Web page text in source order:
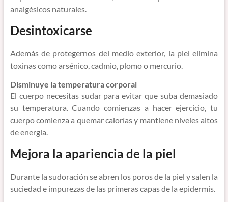
analgésicos naturales.
Desintoxicarse
Además de protegernos del medio exterior, la piel elimina
toxinas como arsénico, cadmio, plomo o mercurio.
Disminuye la temperatura corporal
El cuerpo necesitas sudar para evitar que suba demasiado
su temperatura. Cuando comienzas a hacer ejercicio, tu
cuerpo comienza a quemar calorías y mantiene niveles altos
de energía.
Mejora la apariencia de la piel
Durante la sudoración se abren los poros de la piel y salen la
suciedad e impurezas de las primeras capas de la epidermis.